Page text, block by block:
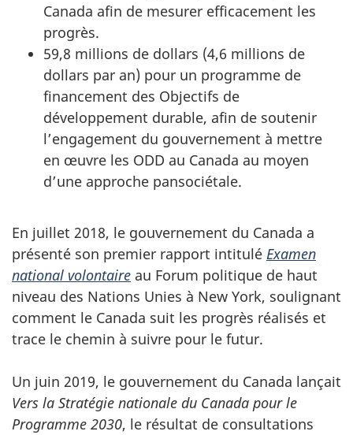
Canada afin de mesurer efficacement les
progrès.
59,8 millions de dollars (4,6 millions de
dollars par an) pour un programme de
financement des Objectifs de
développement durable, afin de soutenir
l’engagement du gouvernement à mettre
en œuvre les ODD au Canada au moyen
d’une approche pansociétale.
En juillet 2018, le gouvernement du Canada a
présenté son premier rapport intitulé Examen
national volontaire au Forum politique de haut
niveau des Nations Unies à New York, soulignant
comment le Canada suit les progrès réalisés et
trace le chemin à suivre pour le futur.
Un juin 2019, le gouvernement du Canada lançait
Vers la Stratégie nationale du Canada pour le
Programme 2030, le résultat de consultations